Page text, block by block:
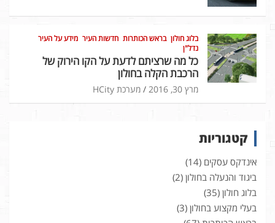
בלוג חולון בראש הכותרות חדשות העיר מידע על העיר
נדל"ן
כל מה שרציתם לדעת על הקו הירוק של
הרכבת הקלה בחולון
מרץ 30, 2016 מערכת HCity
קטגוריות
אינדקס עסקים (14)
ביגוד והנעלה בחולון (2)
בלוג חולון (35)
בעלי מקצוע בחולון (3)